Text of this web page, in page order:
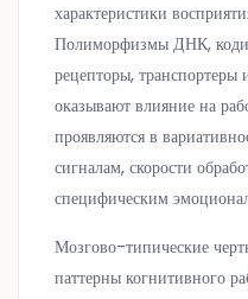
характеристики
Полиморфизмы ДНК,
рецепторы, транспортеры
оказывают влияние на
проявляются в
сигналам, скорости
специфическим
Мозгово-типические
паттерны когнитивного